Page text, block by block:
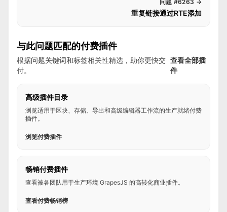
问题 #6263 →
重复链接通过RTE添加
与此问题匹配的付费插件
根据问题关键词和标签相关性精选，助你更快交
付。
查看全部插
件
高级插件目录
浏览适用于区块、存储、导出和高级编辑器工作流的生产就绪付费
插件。
浏览付费插件
畅销付费插件
查看被各团队用于生产环境 GrapesJS 的高转化商业插件。
查看付费畅销榜